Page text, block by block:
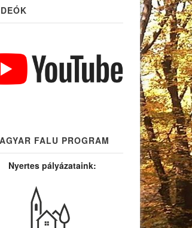
FALU PROGRAM
Nyertes pályázataink: